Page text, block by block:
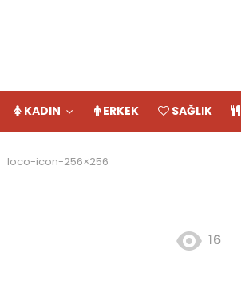
KADIN ERKEK SAĞLIK
loco-icon-256×256
16